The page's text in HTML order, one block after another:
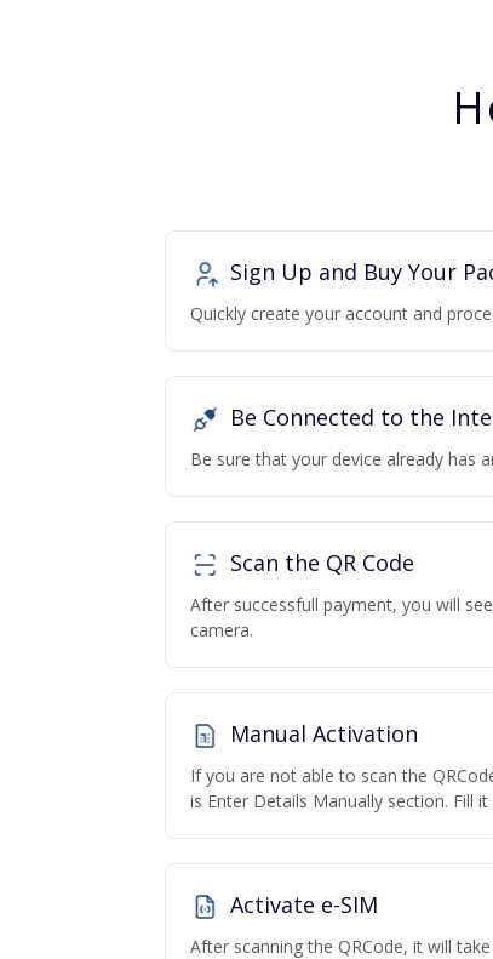
Sign Up and Buy Your
Quickly create your account and
Be Connected to the
Be sure that your device already has
Scan the QR Code
After successfull payment, you will
camera.
Manual Activation
If you are not able to scan the
is Enter Details Manually section. Fill
Activate e-SIM
After scanning the QRCode, it will